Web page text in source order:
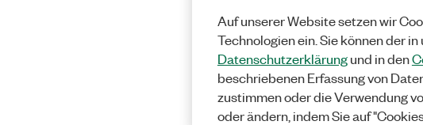
Auf unserer Website setzen wir
Technologien ein. Sie können der in
Datenschutzerklärungund in den
beschriebenen Erfassung von
zustimmen oder die Verwendung
oder ändern, indem Sie auf